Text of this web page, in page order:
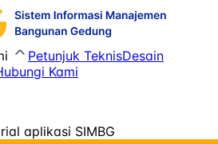
Petunjuk TeknisDesain
Kami
aplikasi SIMBG